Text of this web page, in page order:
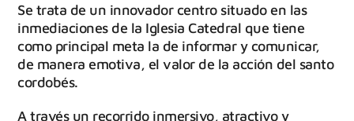
Se trata de un innovador centro situado en las
inmediaciones de la Iglesia Catedral que tiene
como principal meta la de informar y comunicar,
de manera emotiva, el valor de la acción del santo
cordobés.
A través un recorrido inmersivo, atractivo y